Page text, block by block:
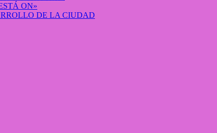
ON»
DE LA CIUDAD